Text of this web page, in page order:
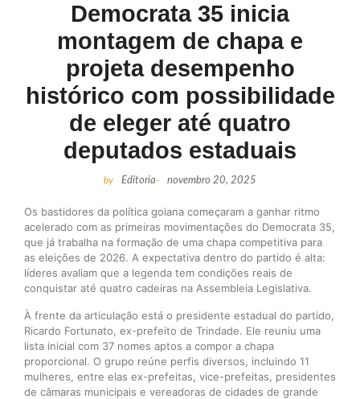
Democrata 35 inicia
montagem de chapa e
projeta desempenho
histórico com possibilidade
de eleger até quatro
deputados estaduais
by Editoria- novembro 20, 2025
Os bastidores da política goiana começaram a ganhar ritmo
acelerado com as primeiras movimentações do Democrata 35,
que já trabalha na formação de uma chapa competitiva para
as eleições de 2026. A expectativa dentro do partido é alta:
líderes avaliam que a legenda tem condições reais de
conquistar até quatro cadeiras na Assembleia Legislativa.
À frente da articulação está o presidente estadual do partido,
Ricardo Fortunato, ex-prefeito de Trindade. Ele reuniu uma
lista inicial com 37 nomes aptos a compor a chapa
proporcional. O grupo reúne perfis diversos, incluindo 11
mulheres, entre elas ex-prefeitas, vice-prefeitas, presidentes
de câmaras municipais e vereadoras de cidades de grande